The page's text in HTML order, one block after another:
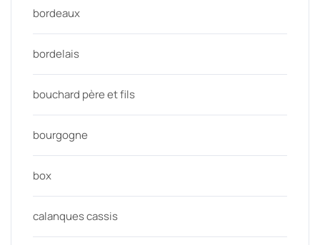
bordeaux
bordelais
bouchard père et fils
bourgogne
box
calanques cassis